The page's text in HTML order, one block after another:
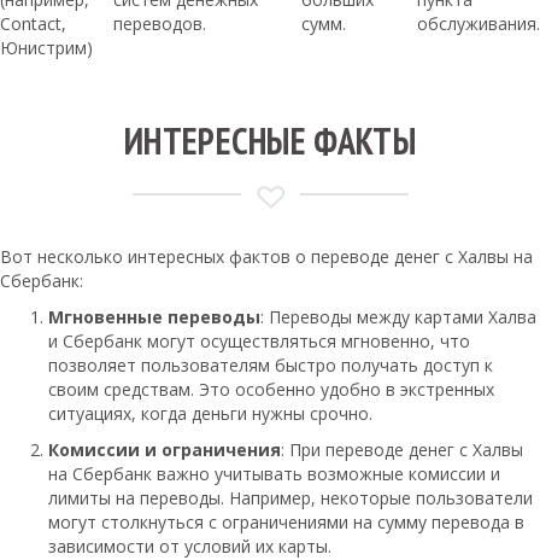
Contact,
Юнистрим)
переводов.
сумм.
обслуживания.
ИНТЕРЕСНЫЕ ФАКТЫ
Вот несколько интересных фактов о переводе денег с Халвы на
Сбербанк:
Мгновенные переводы: Переводы между картами Халва
и Сбербанк могут осуществляться мгновенно, что
позволяет пользователям быстро получать доступ к
своим средствам. Это особенно удобно в экстренных
ситуациях, когда деньги нужны срочно.
Комиссии и ограничения: При переводе денег с Халвы
на Сбербанк важно учитывать возможные комиссии и
лимиты на переводы. Например, некоторые пользователи
могут столкнуться с ограничениями на сумму перевода в
зависимости от условий их карты.